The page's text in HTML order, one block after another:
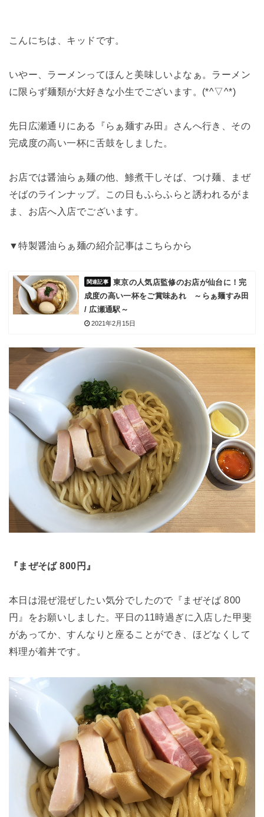
こんにちは、キッドです。
いやー、ラーメンってほんと美味しいよなぁ。ラーメン
に限らず麺類が大好きな小生でございます。(*^▽^*)
先日広瀬通りにある『らぁ麺すみ田』さんへ行き、その
完成度の高い一杯に舌鼓をしました。
お店では醤油らぁ麺の他、鯵煮干しそば、つけ麺、まぜ
そばのラインナップ。この日もふらふらと誘われるがま
ま、お店へ入店でございます。
▼特製醤油らぁ麺の紹介記事はこちらから
東京の人気店監修のお店が仙台に！完
成度の高い一杯をご賞味あれ ～らぁ麺すみ田
/ 広瀬通駅～
2021年2月15日
『まぜそば 800円』
本日は混ぜ混ぜしたい気分でしたので『まぜそば 800
円』をお願いしました。平日の11時過ぎに入店した甲斐
があってか、すんなりと座ることができ、ほどなくして
料理が着丼です。